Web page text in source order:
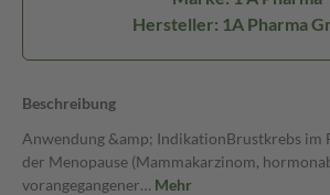
Hersteller: 1A Pharma
Beschreibung
Anwendung &amp; IndikationBrustkrebs im
der Menopause (Mammakarzinom,
vorangegangener… Mehr